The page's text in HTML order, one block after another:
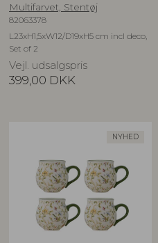
Multifarvet, Stentøj
82063378
L23xH1,5xW12/D19xH5 cm incl deco,
Set of 2
Vejl. udsalgspris
399,00 DKK
NYHED